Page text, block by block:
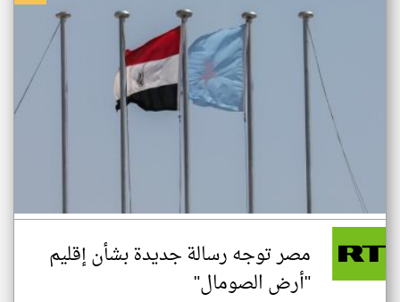
مصر توجه رسالة جديدة بشأن إقليم
"أرض الصومال"